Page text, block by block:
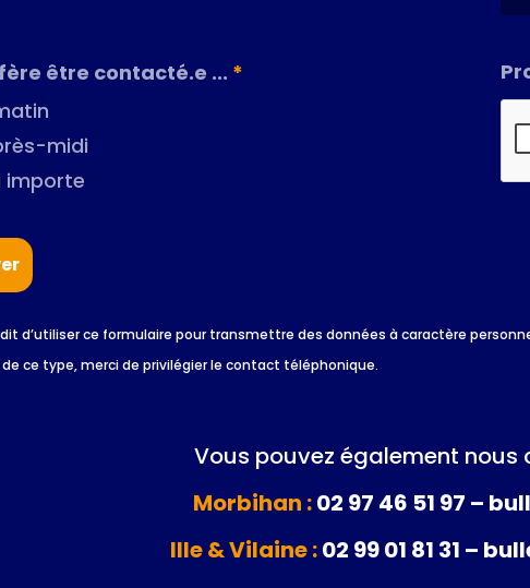
être contacté.e ... *
midi
importe
d’utiliser ce formulaire pour transmettre des données à caractère
ce type, merci de privilégier le contact téléphonique.
Vous pouvez également
Morbihan :02 97 46 51 97 –
Ille & Vilaine :02 99 01 81 31 –